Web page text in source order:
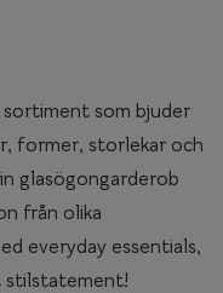
sortiment som bjuder
former, storlekar och
glasögongarderob
från olika
everyday essentials,
stilstatement!